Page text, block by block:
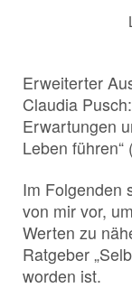
Erweiterter
Claudia
Erwartungen
Leben führen“
Im Folgenden
von mir vor,
Werten zu
Ratgeber
worden ist.